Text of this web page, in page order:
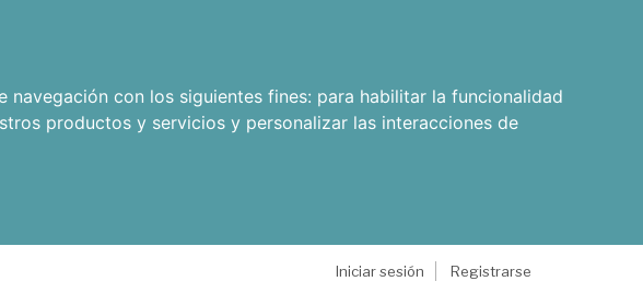
con los siguientes fines: para habilitar la funcionalidad
productos y servicios y personalizar las interacciones de
Iniciar sesión
Registrarse